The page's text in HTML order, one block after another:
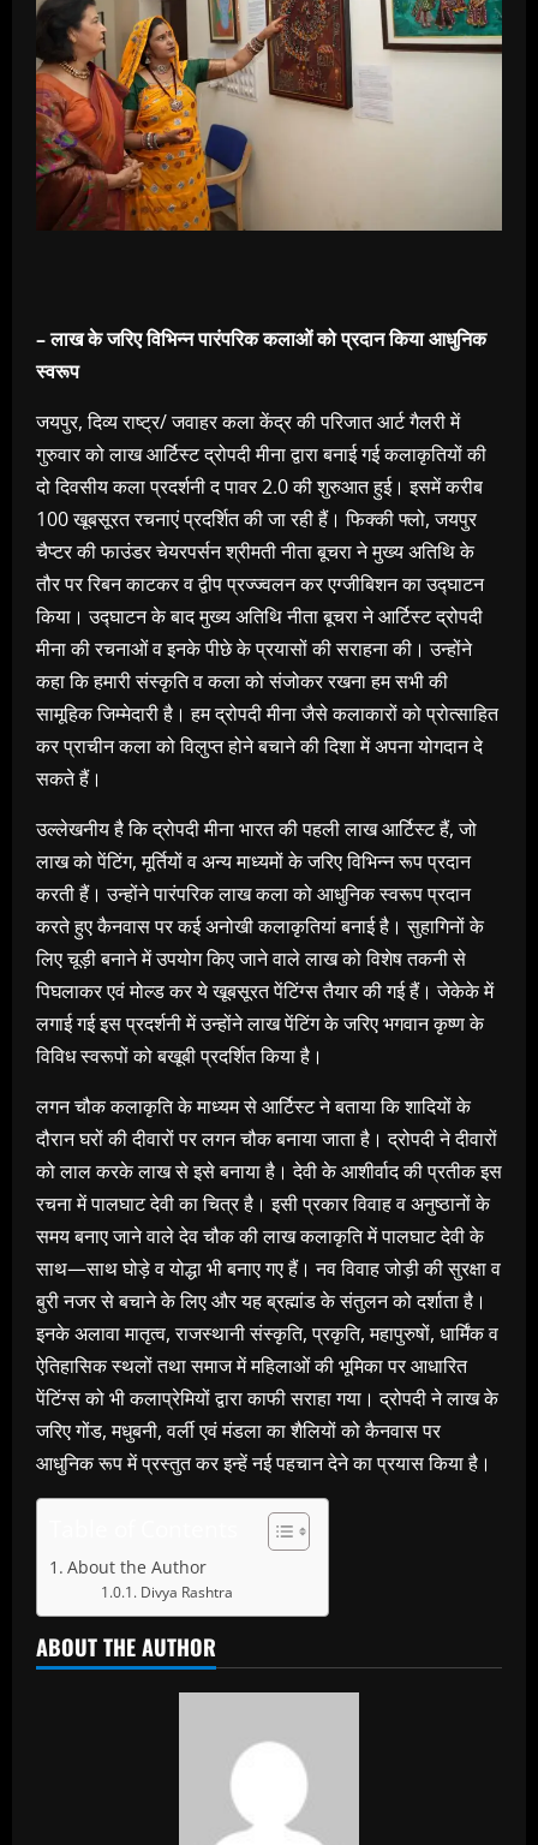
– लाख के जरिए विभिन्न पारंपरिक कलाओं को प्रदान किया आधुनिक
स्वरूप
जयपुर, दिव्य राष्ट्र/ जवाहर कला केंद्र की परिजात आर्ट गैलरी में
गुरुवार को लाख आर्टिस्ट द्रोपदी मीना द्वारा बनाई गई कलाकृतियों की
दो दिवसीय कला प्रदर्शनी द पावर 2.0 की शुरुआत हुई। इसमें करीब
100 खूबसूरत रचनाएं प्रदर्शित की जा रही हैं। फिक्की फ्लो, जयपुर
चैप्टर की फाउंडर चेयरपर्सन श्रीमती नीता बूचरा ने मुख्य अतिथि के
तौर पर रिबन काटकर व द्वीप प्रज्ज्वलन कर एग्जीबिशन का उद्घाटन
किया। उद्घाटन के बाद मुख्य अतिथि नीता बूचरा ने आर्टिस्ट द्रोपदी
मीना की रचनाओं व इनके पीछे के प्रयासों की सराहना की। उन्होंने
कहा कि हमारी संस्कृति व कला को संजोकर रखना हम सभी की
सामूहिक जिम्मेदारी है। हम द्रोपदी मीना जैसे कलाकारों को प्रोत्साहित
कर प्राचीन कला को विलुप्त होने बचाने की दिशा में अपना योगदान दे
सकते हैं।
उल्लेखनीय है कि द्रोपदी मीना भारत की पहली लाख आर्टिस्ट हैं, जो
लाख को पेंटिंग, मूर्तियों व अन्य माध्यमों के जरिए विभिन्न रूप प्रदान
करती हैं। उन्होंने पारंपरिक लाख कला को आधुनिक स्वरूप प्रदान
करते हुए कैनवास पर कई अनोखी कलाकृतियां बनाई है। सुहागिनों के
लिए चूड़ी बनाने में उपयोग किए जाने वाले लाख को विशेष तकनी से
पिघलाकर एवं मोल्ड कर ये खूबसूरत पेंटिंग्स तैयार की गई हैं। जेकेके में
लगाई गई इस प्रदर्शनी में उन्होंने लाख पेंटिंग के जरिए भगवान कृष्ण के
विविध स्वरूपों को बखूबी प्रदर्शित किया है।
लगन चौक कलाकृति के माध्यम से आर्टिस्ट ने बताया कि शादियों के
दौरान घरों की दीवारों पर लगन चौक बनाया जाता है। द्रोपदी ने दीवारों
को लाल करके लाख से इसे बनाया है। देवी के आशीर्वाद की प्रतीक इस
रचना में पालघाट देवी का चित्र है। इसी प्रकार विवाह व अनुष्ठानों के
समय बनाए जाने वाले देव चौक की लाख कलाकृति में पालघाट देवी के
साथ—साथ घोड़े व योद्धा भी बनाए गए हैं। नव विवाह जोड़ी की सुरक्षा व
बुरी नजर से बचाने के लिए और यह ब्रह्मांड के संतुलन को दर्शाता है।
इनके अलावा मातृत्व, राजस्थानी संस्कृति, प्रकृति, महापुरुषों, धार्मिंक व
ऐतिहासिक स्थलों तथा समाज में महिलाओं की भूमिका पर आधारित
पेंटिंग्स को भी कलाप्रेमियों द्वारा काफी सराहा गया। द्रोपदी ने लाख के
जरिए गोंड, मधुबनी, वर्ली एवं मंडला का शैलियों को कैनवास पर
आधुनिक रूप में प्रस्तुत कर इन्हें नई पहचान देने का प्रयास किया है।
About the Author
Divya Rashtra
ABOUT THE AUTHOR